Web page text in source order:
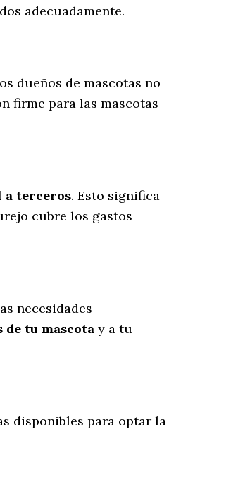
adecuadamente.
dueños de mascotas no
firme para las mascotas
a terceros. Esto significa
cubre los gastos
necesidades
de tu mascota y a tu
disponibles para optar la